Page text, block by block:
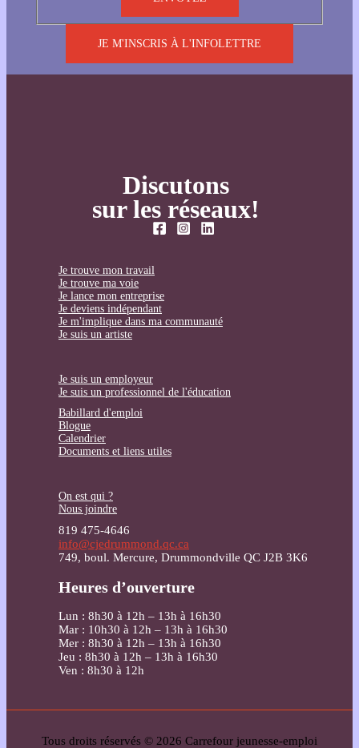
JE M'INSCRIS À L'INFOLETTRE
Discutons
sur les réseaux!
Je trouve mon travail
Je trouve ma voie
Je lance mon entreprise
Je deviens indépendant
Je m'implique dans ma communauté
Je suis un artiste
Je suis un employeur
Je suis un professionnel de l'éducation
Babillard d'emploi
Blogue
Calendrier
Documents et liens utiles
On est qui ?
Nous joindre
819 475-4646
info@cjedrummond.qc.ca
749, boul. Mercure, Drummondville QC J2B 3K6
Heures d’ouverture
Lun : 8h30 à 12h – 13h à 16h30
Mar : 10h30 à 12h – 13h à 16h30
Mer : 8h30 à 12h – 13h à 16h30
Jeu : 8h30 à 12h – 13h à 16h30
Ven : 8h30 à 12h
Tous droits réservés © 2026 Carrefour jeunesse-emploi